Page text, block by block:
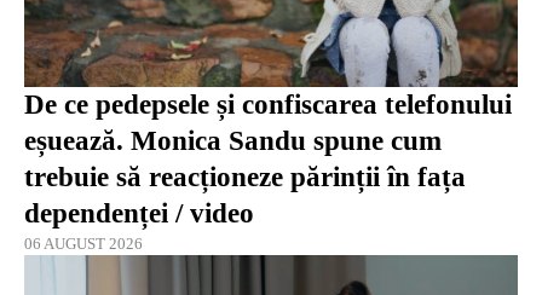
De ce pedepsele și confiscarea telefonului
eșuează. Monica Sandu spune cum
trebuie să reacționeze părinții în fața
dependenței / video
06 AUGUST 2026